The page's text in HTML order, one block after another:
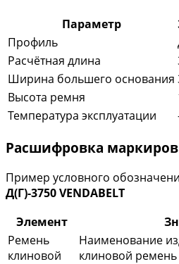
Параметр
Профиль
Расчётная длина
Ширина большего основания
Высота ремня
Температура эксплуатации
Расшифровка
Пример условного
Д(Г)-3750 VENDABELT
Элемент
Ремень
клиновой
Наименование
клиновой ремень